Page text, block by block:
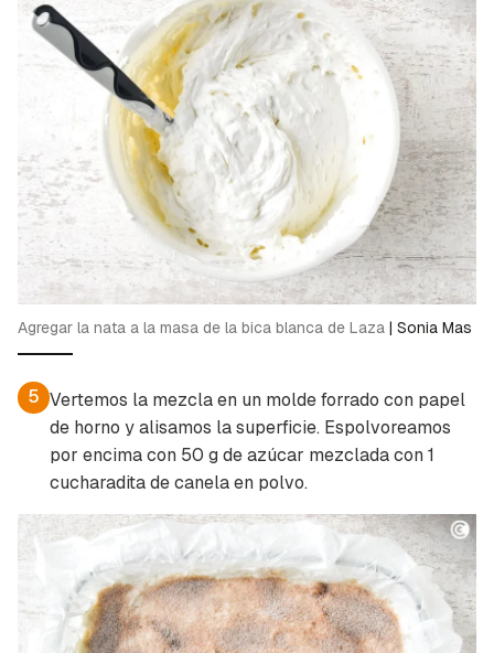
Agregar la nata a la masa de la bica blanca de Laza | Sonia Mas
5 Vertemos la mezcla en un molde forrado con papel
de horno y alisamos la superficie. Espolvoreamos
por encima con 50 g de azúcar mezclada con 1
cucharadita de canela en polvo.